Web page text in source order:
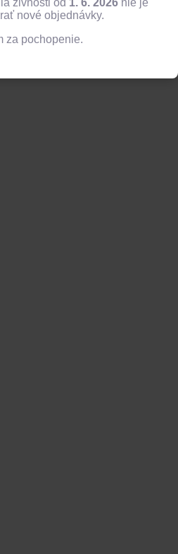
živnosti od 1. 6. 2026nie je
nové objednávky.
za pochopenie.